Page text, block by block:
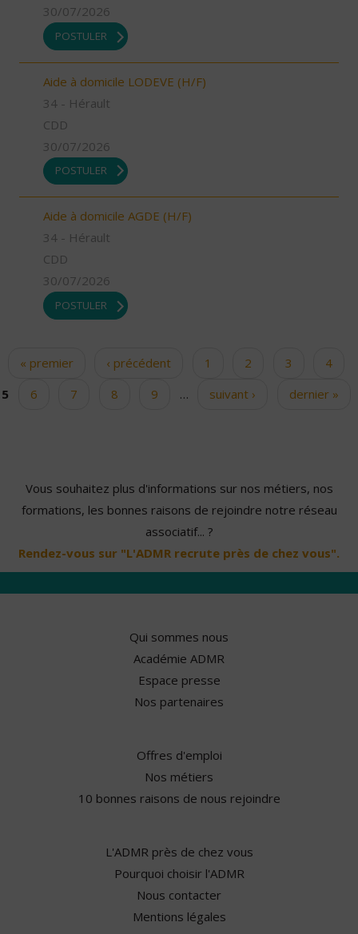
30/07/2026
POSTULER
Aide à domicile LODEVE (H/F)
34 - Hérault
CDD
30/07/2026
POSTULER
Aide à domicile AGDE (H/F)
34 - Hérault
CDD
30/07/2026
POSTULER
Pages
« premier ‹ précédent 1 2 3
4
5
6 7 8 9 … suivant › dernier »
Vous souhaitez plus d'informations sur nos métiers, nos
formations, les bonnes raisons de rejoindre notre réseau
associatif... ?
Rendez-vous sur "L'ADMR recrute près de chez vous".
Qui sommes nous
Académie ADMR
Espace presse
Nos partenaires
Offres d'emploi
Nos métiers
10 bonnes raisons de nous rejoindre
L'ADMR près de chez vous
Pourquoi choisir l'ADMR
Nous contacter
Mentions légales